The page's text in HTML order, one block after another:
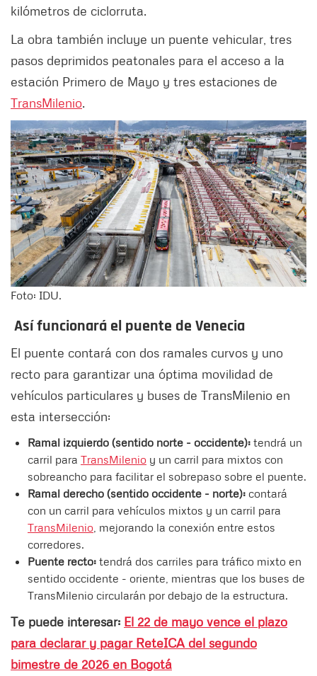
kilómetros de ciclorruta.
La obra también incluye un puente vehicular, tres
pasos deprimidos peatonales para el acceso a la
estación Primero de Mayo y tres estaciones de
TransMilenio.
Foto: IDU.
Así funcionará el puente de Venecia
El puente contará con dos ramales curvos y uno
recto para garantizar una óptima movilidad de
vehículos particulares y buses de TransMilenio en
esta intersección:
Ramal izquierdo (sentido norte - occidente): tendrá un
carril para TransMilenio y un carril para mixtos con
sobreancho para facilitar el sobrepaso sobre el puente.
Ramal derecho (sentido occidente - norte): contará
con un carril para vehículos mixtos y un carril para
TransMilenio, mejorando la conexión entre estos
corredores.
Puente recto: tendrá dos carriles para tráfico mixto en
sentido occidente - oriente, mientras que los buses de
TransMilenio circularán por debajo de la estructura.
Te puede interesar: El 22 de mayo vence el plazo
para declarar y pagar ReteICA del segundo
bimestre de 2026 en Bogotá